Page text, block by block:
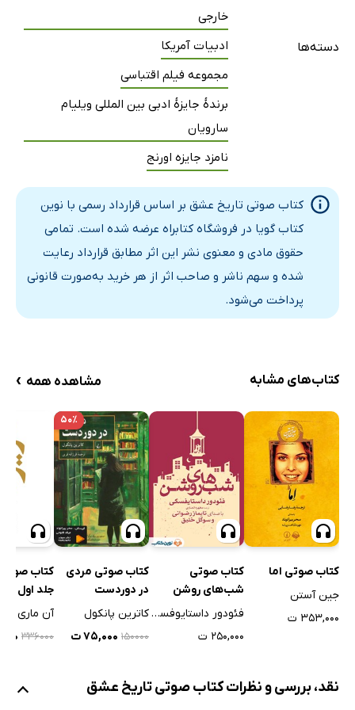
آخرین باری که تو را دیدم
اگر یک لَمِد وُونیک بود، این کار را می‌کرد؟
40 دقیقه
دسته‌ها
خارجی
ادبیات آمریکا
مجموعه فیلم اقتباسی
برندهٔ جایزهٔ ادبی بین المللی ویلیام
سارویان
نامزد جایزه اورنج
کتاب صوتی تاریخ عشق بر اساس قرارداد رسمی با نوین
کتاب گویا در فروشگاه کتابراه عرضه شده است. تمامی
حقوق مادی و معنوی نشر این اثر مطابق قرارداد رعایت
شده و سهم ناشر و صاحب اثر از هر خرید به‌صورت قانونی
پرداخت می‌شود.
کتاب‌های مشابه مشاهده همه ›
کتاب صوتی اما
جین آستن
۳۵۳,۰۰۰ ت
کتاب صوتی
شب‌های روشن
فئودور داستایوفسکی
۲۵۰,۰۰۰ ت
۵۰٪
کتاب صوتی مردی
در دوردست
کاترین پانکول
۱۵۰۰۰۰ ۷۵,۰۰۰ ت
کتاب صوتی
جلد اول
آن ماری
۳۳۶۰۰۰
نقد، بررسی و نظرات کتاب صوتی تاریخ عشق